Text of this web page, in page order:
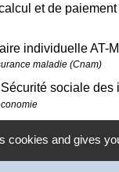
et de
individuelle AT-
maladie (Cnam)
sociale des
maladie (Cnam)
cookies and gives